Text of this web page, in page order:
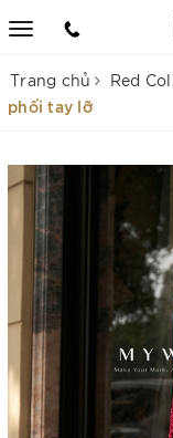
Trang chủ Red
phối tay lỡ